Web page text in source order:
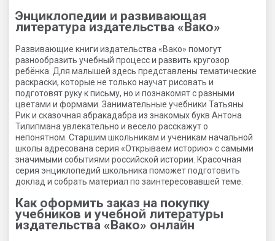
Энциклопедии и развивающая
литература издательства «Вако»
Развивающие книги издательства «Вако» помогут
разнообразить учебный процесс и развить кругозор
ребёнка. Для малышей здесь представлены тематические
раскраски, которые не только научат рисовать и
подготовят руку к письму, но и познакомят с разными
цветами и формами. Занимательные учебники Татьяны
Рик и сказочная абракадабра из знакомых букв Антона
Тилипмана увлекательно и весело расскажут о
непонятном. Старшим школьникам и ученикам начальной
школы адресована серия «Открываем историю» с самыми
значимыми событиями российской истории. Красочная
серия энциклопедий школьника поможет подготовить
доклад и собрать материал по заинтересовавшей теме.
Как оформить заказ на покупку
учебников и учебной литературы
издательства «Вако» онлайн